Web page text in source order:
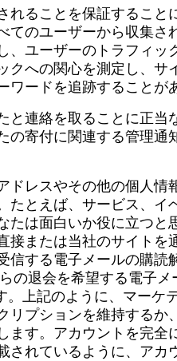
ることを保証すること
のユーザーから収集さ
ユーザーのトラフィッ
クへの関心を測定し、サ
ードを追跡することが
連絡を取ることに正当
の寄付に関連する管理通
ドレスやその他の個人情
たとえば、サービス、イ
は面白いか役に立つと
接または当社のサイトを
する電子メールの購読
の退会を希望する電子
上記のように、マーケ
プションを維持するか
ます。アカウントを完全
されているように、アカ